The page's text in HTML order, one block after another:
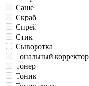
Саше
Скраб
Спрей
Стик
Сыворотка
Тональный корректор
Тонер
Тоник